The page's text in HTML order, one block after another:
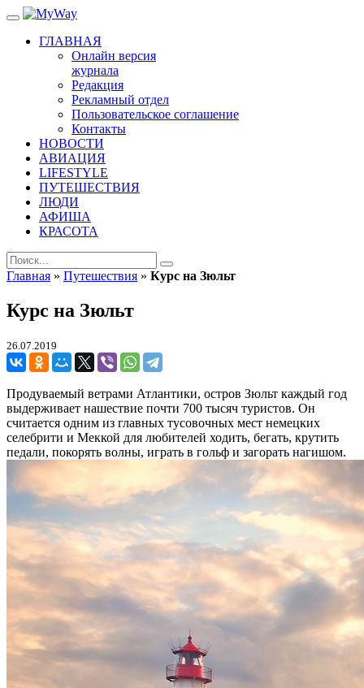
ГЛАВНАЯ
Онлайн версия
журнала
Редакция
Рекламный отдел
Пользовательское соглашение
Контакты
НОВОСТИ
АВИАЦИЯ
LIFESTYLE
ПУТЕШЕСТВИЯ
ЛЮДИ
АФИША
КРАСОТА
Главная » Путешествия » Курс на Зюльт
Курс на Зюльт
26.07.2019
Продуваемый ветрами Атлантики, остров Зюльт каждый год
выдерживает нашествие почти 700 тысяч туристов. Он
считается одним из главных тусовочных мест немецких
селебрити и Меккой для любителей ходить, бегать, крутить
педали, покорять волны, играть в гольф и загорать нагишом.